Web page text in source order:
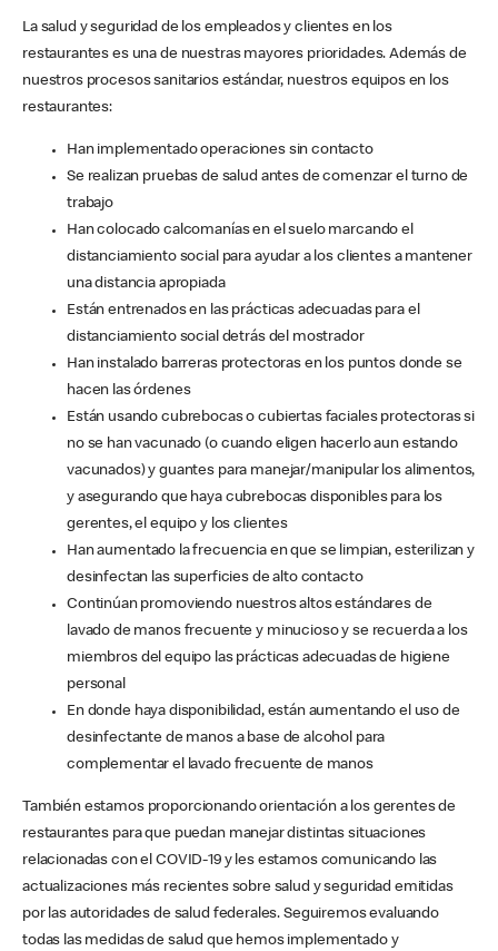
La salud y seguridad de los empleados y clientes en los
restaurantes es una de nuestras mayores prioridades. Además de
nuestros procesos sanitarios estándar, nuestros equipos en los
restaurantes:
Han implementado operaciones sin contacto
Se realizan pruebas de salud antes de comenzar el turno de
trabajo
Han colocado calcomanías en el suelo marcando el
distanciamiento social para ayudar a los clientes a mantener
una distancia apropiada
Están entrenados en las prácticas adecuadas para el
distanciamiento social detrás del mostrador
Han instalado barreras protectoras en los puntos donde se
hacen las órdenes
Están usando cubrebocas o cubiertas faciales protectoras si
no se han vacunado (o cuando eligen hacerlo aun estando
vacunados) y guantes para manejar/manipular los alimentos,
y asegurando que haya cubrebocas disponibles para los
gerentes, el equipo y los clientes
Han aumentado la frecuencia en que se limpian, esterilizan y
desinfectan las superficies de alto contacto
Continúan promoviendo nuestros altos estándares de
lavado de manos frecuente y minucioso y se recuerda a los
miembros del equipo las prácticas adecuadas de higiene
personal
En donde haya disponibilidad, están aumentando el uso de
desinfectante de manos a base de alcohol para
complementar el lavado frecuente de manos
También estamos proporcionando orientación a los gerentes de
restaurantes para que puedan manejar distintas situaciones
relacionadas con el COVID-19 y les estamos comunicando las
actualizaciones más recientes sobre salud y seguridad emitidas
por las autoridades de salud federales. Seguiremos evaluando
todas las medidas de salud que hemos implementado y